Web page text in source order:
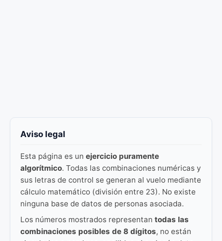
Aviso legal
Esta página es un ejercicio puramente
algorítmico. Todas las combinaciones numéricas y
sus letras de control se generan al vuelo mediante
cálculo matemático (división entre 23). No existe
ninguna base de datos de personas asociada.
Los números mostrados representan todas las
combinaciones posibles de 8 dígitos, no están